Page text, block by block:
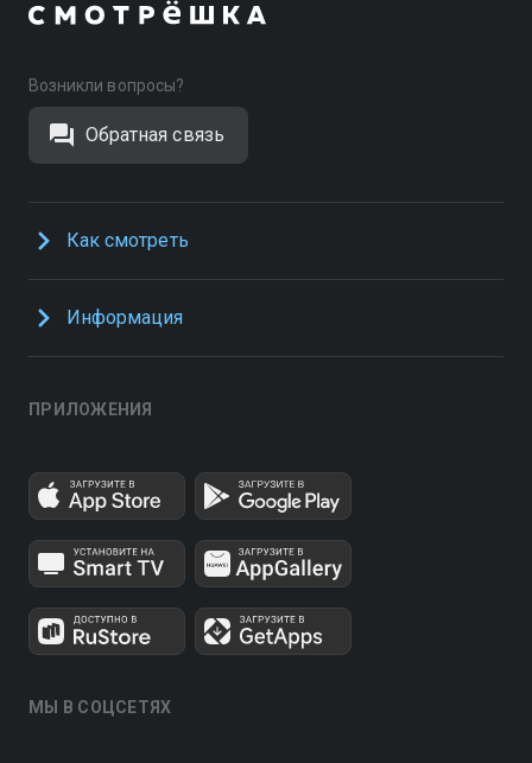
Возникли вопросы?
Обратная связь
Как смотреть
Информация
ПРИЛОЖЕНИЯ
МЫ В СОЦСЕТЯХ